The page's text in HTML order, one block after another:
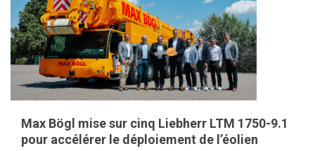
Max Bögl mise sur cinq Liebherr LTM 1750-9.1
pour accélérer le déploiement de l’éolien